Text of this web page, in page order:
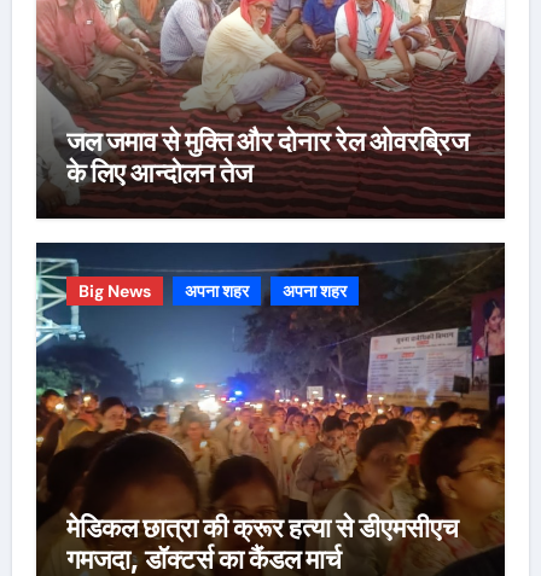
जल जमाव से मुक्ति और दोनार रेल ओवरब्रिज
के लिए आन्दोलन तेज
Big News अपना शहर अपना शहर
मेडिकल छात्रा की क्रूर हत्या से डीएमसीएच
गमजदा, डॉक्टर्स का कैंडल मार्च